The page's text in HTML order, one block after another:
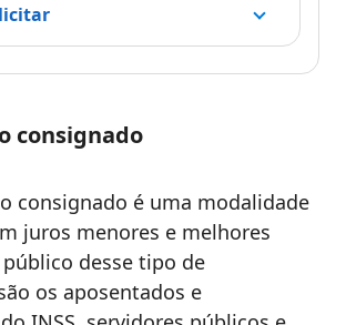
consignado
consignado é uma modalidade
juros menores e melhores
desse tipo de
os aposentados e